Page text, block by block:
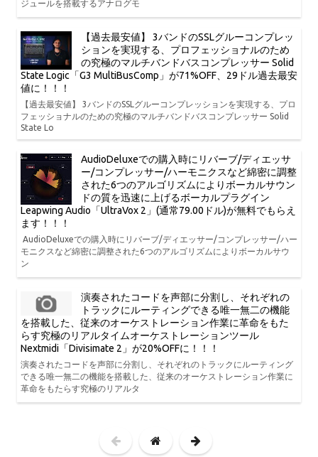
ジュールを搭載するアナログモ
【過去最安値】 3バンドのSSLグルーコンプレッ
ションを実現する、プロフェッショナルのため
の究極のマルチバンドバスコンプレッサー Solid
State Logic「G3 MultiBusComp」が71%OFF、29ドル過去最安
値に！！！
【過去最安値】 3バンドのSSLグルーコンプレッションを実現する、プロ
フェッショナルのための究極のマルチバンドバスコンプレッサー Solid
State Lo
AudioDeluxeでの購入時にリバーブ/ディエッサ
ー/コンプレッサー/ハーモニクスなど綿密に調整
された6つのアルゴリズムによりボーカルサウン
ドの質を迅速に上げるボーカルプラグイン
Leapwing Audio「UltraVox 2」(通常79.00ドル)が無料でもらえ
ます！！！
AudioDeluxeでの購入時にリバーブ/ディエッサー/コンプレッサー/ハー
モニクスなど綿密に調整された6つのアルゴリズムによりボーカルサウ
ン
演奏されたコードを声部に分割し、それぞれの
トラックにルーティングできる唯一無二の機能
を搭載した、従来のオーケストレーション作業に革命をもた
らす究極のリアルタイムオーケストレーションツール
Nextmidi「Divisimate 2」が20%OFFに！！！
演奏されたコードを声部に分割し、それぞれのトラックにルーティング
できる唯一無二の機能を搭載した、従来のオーケストレーション作業に
革命をもたらす究極のリアルタ